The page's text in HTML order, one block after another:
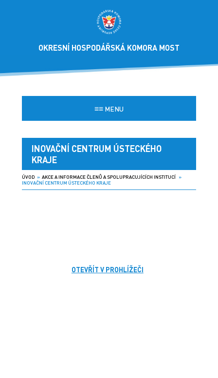
OKRESNÍ HOSPODÁŘSKÁ KOMORA MOST
≡≡MENU
INOVAČNÍ CENTRUM ÚSTECKÉHO
KRAJE
ÚVOD » AKCE A INFORMACE ČLENŮ A SPOLUPRACUJÍCÍCH INSTITUCÍ»
INOVAČNÍ CENTRUM ÚSTECKÉHO KRAJE
OTEVŘÍT V PROHLÍŽEČI